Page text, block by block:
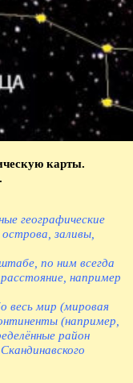
карты.
географические
заливы,
по ним всегда
например
весь мир (мировая
(например,
район